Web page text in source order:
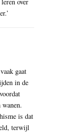
over
gaat
in de
is dat
terwijl